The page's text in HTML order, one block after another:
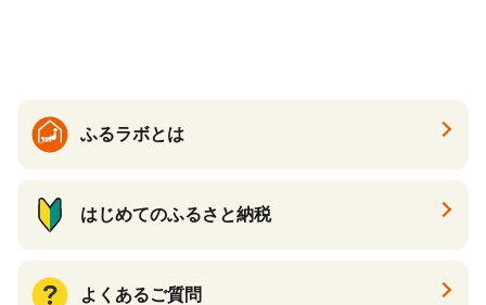
ふるラボとは
はじめてのふるさと納税
よくあるご質問